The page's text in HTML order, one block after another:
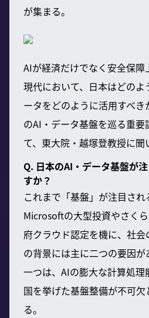
が集まる。
AIが経済だけでなく安全保障
現代において、日本はどの
ータをどのように活用すべ
のAI・データ基盤を巡る重
て、 東大院・越塚登教授に聞
Q. 日本のAI・データ基盤が
すか？
これまで「基盤」が注目され
Microsoftの大型投資やさく
府クラウド認定を機に、社
の背景には主に二つの要因が
一つは、AIの膨大な計算処理
国を挙げた基盤整備が不可
る。